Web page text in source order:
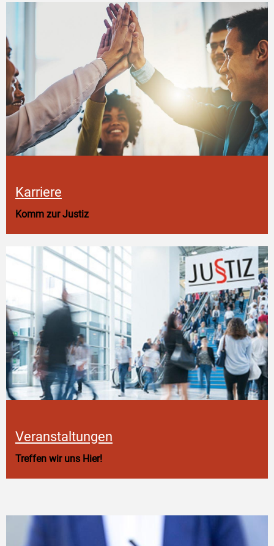
Karriere
Komm zur Justiz
Veranstaltungen
Treffen wir uns Hier!